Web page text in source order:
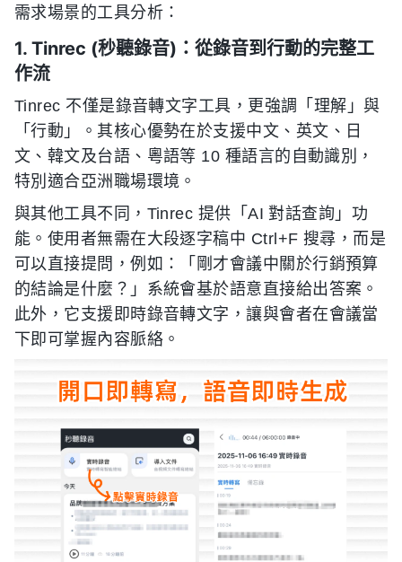
需求場景的工具分析：
1. Tinrec (秒聽錄音)：從錄音到行動的完整工
作流
Tinrec 不僅是錄音轉文字工具，更強調「理解」與
「行動」。其核心優勢在於支援中文、英文、日
文、韓文及台語、粵語等 10 種語言的自動識別，
特別適合亞洲職場環境。
與其他工具不同，Tinrec 提供「AI 對話查詢」功
能。使用者無需在大段逐字稿中 Ctrl+F 搜尋，而是
可以直接提問，例如：「剛才會議中關於行銷預算
的結論是什麼？」系統會基於語意直接給出答案。
此外，它支援即時錄音轉文字，讓與會者在會議當
下即可掌握內容脈絡。